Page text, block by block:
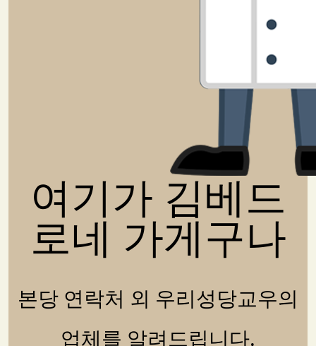
여기가 김베드
로네 가게구나
본당 연락처 외 우리성당교우의
업체를 알려드립니다.